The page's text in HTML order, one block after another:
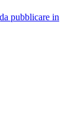
pubblicare in